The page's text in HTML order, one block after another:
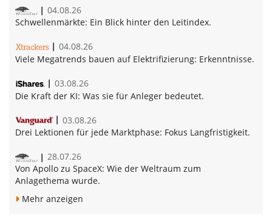
04.08.26
Schwellenmärkte: Ein Blick hinter den Leitindex.
04.08.26
Vie­le Me­ga­trends bau­en auf Elek­tri­fi­zie­rung: Erkenntnisse.
03.08.26
Die Kraft der KI: Was sie für Anleger bedeutet.
03.08.26
Drei Lektionen für jede Marktphase: Fokus Langfristigkeit.
28.07.26
Von Apollo zu SpaceX: Wie der Weltraum zum
Anlagethema wurde.
Mehr anzeigen